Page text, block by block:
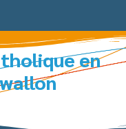
en